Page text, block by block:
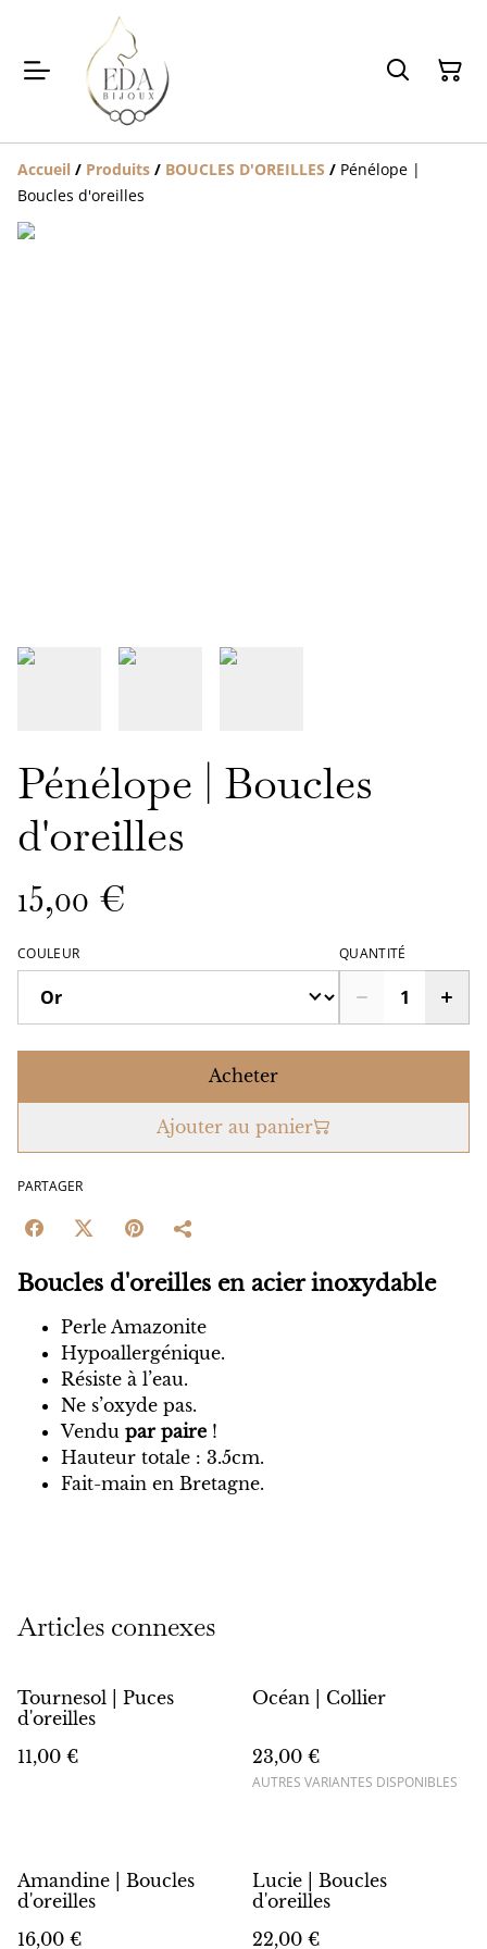
Accueil / Produits / BOUCLES D'OREILLES / Pénélope |
Boucles d'oreilles
Pénélope | Boucles
d'oreilles
15,00 €
COULEUR QUANTITÉ
Acheter
Ajouter au panier
PARTAGER
Boucles d'oreilles en acier inoxydable
Perle Amazonite
Hypoallergénique.
Résiste à l’eau.
Ne s’oxyde pas.
Vendu par paire !
Hauteur totale : 3.5cm.
Fait-main en Bretagne.
Articles connexes
Tournesol | Puces
d'oreilles
11,00 €
Océan | Collier
23,00 €
AUTRES VARIANTES DISPONIBLES
Amandine | Boucles
d'oreilles
16,00 €
Lucie | Boucles
d'oreilles
22,00 €